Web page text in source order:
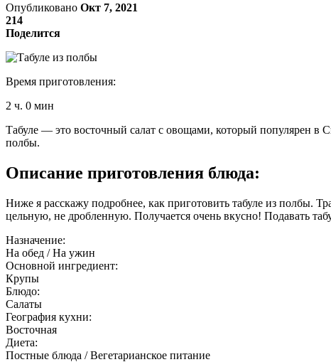
Опубликовано Окт 7, 2021
214
Поделится
Время приготовления:
2 ч. 0 мин
Табуле — это восточный салат с овощами, который популярен в
полбы.
Описание приготовления блюда:
Ниже я расскажу подробнее, как приготовить табуле из полбы.
цельную, не дробленную. Получается очень вкусно! Подавать
Назначение:
На обед / На ужин
Основной ингредиент:
Крупы
Блюдо:
Салаты
География кухни:
Восточная
Диета:
Постные блюда / Вегетарианское питание